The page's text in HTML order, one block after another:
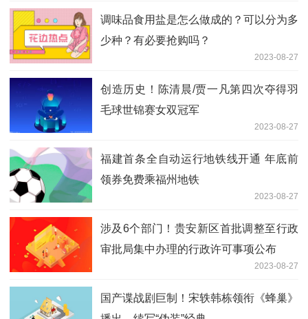
调味品食用盐是怎么做成的？可以分为多
少种？有必要抢购吗？
2023-08-27
创造历史！陈清晨/贾一凡第四次夺得羽
毛球世锦赛女双冠军
2023-08-27
福建首条全自动运行地铁线开通 年底前
领券免费乘福州地铁
2023-08-27
涉及6个部门！贵安新区首批调整至行政
审批局集中办理的行政许可事项公布
2023-08-27
国产谍战剧巨制！宋轶韩栋领衔《蜂巢》